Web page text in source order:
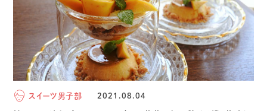
スイーツ男子部 2021.08.04